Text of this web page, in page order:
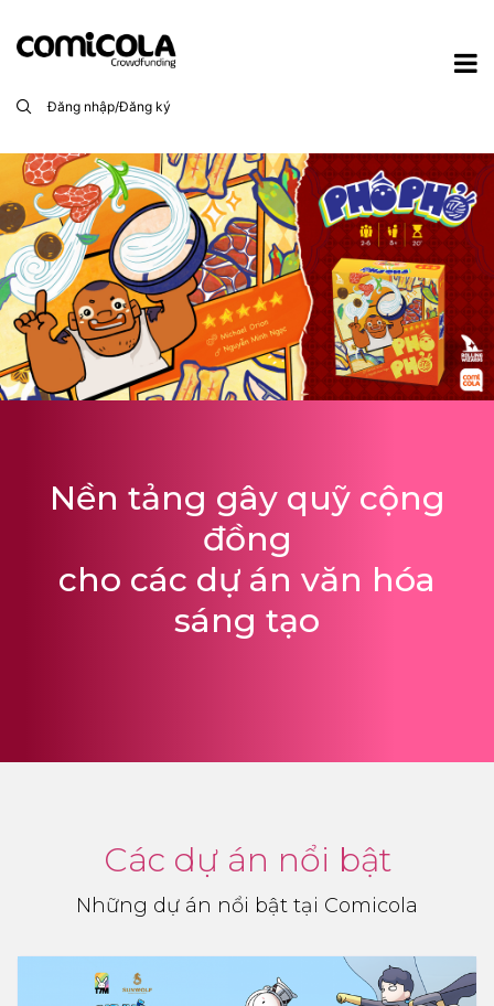
Đăng nhập/Đăng ký
Nền tảng gây quỹ cộng
đồng
cho các dự án văn hóa
sáng tạo
Các dự án nổi bật
Những dự án nổi bật tại Comicola